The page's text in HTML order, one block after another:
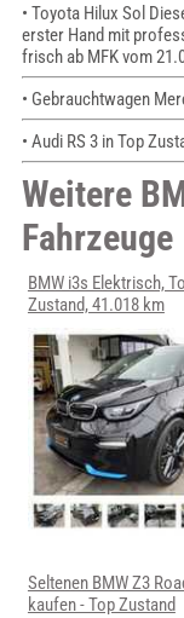
• Toyota Hilux Sol
erster Hand mit
frisch ab MFK vom
• Gebrauchtwagen
• Audi RS 3 in Top
Weitere
Fahrzeuge
BMW i3s Elektrisch,
Zustand, 41.018 km
Seltenen BMW Z3
kaufen - Top Zustand